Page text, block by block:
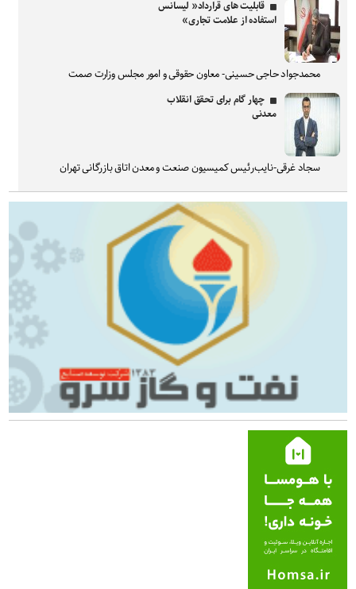
قابلیت های قرارداد« لیسانس
استفاده از علامت تجاری»
محمدجواد حاجی حسینی- معاون حقوقی و امور مجلس وزارت صمت
چهار گام برای تحقق انقلاب
معدنی
سجاد غرقی-نایب‌رئیس کمیسیون صنعت و معدن اتاق بازرگانی تهران